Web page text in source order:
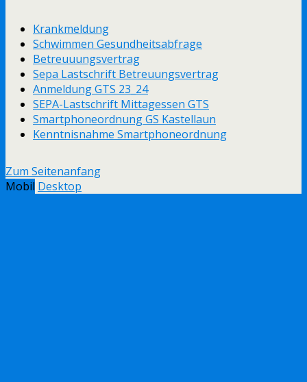
Krankmeldung
Schwimmen Gesundheitsabfrage
Betreuuungsvertrag
Sepa Lastschrift Betreuungsvertrag
Anmeldung GTS 23_24
SEPA-Lastschrift Mittagessen GTS
Smartphoneordnung GS Kastellaun
Kenntnisnahme Smartphoneordnung
Zum Seitenanfang
Mobil Desktop